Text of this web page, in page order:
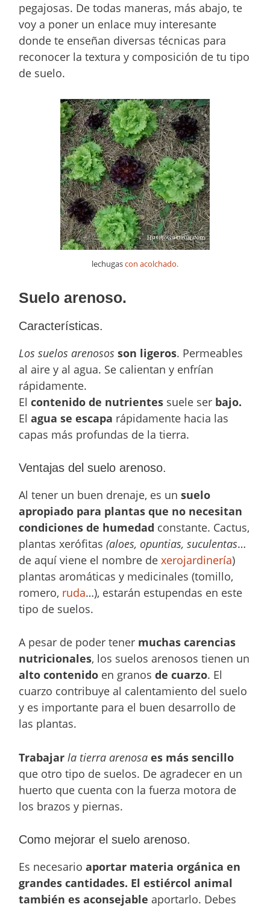
pegajosas. De todas maneras, más abajo, te
voy a poner un enlace muy interesante
donde te enseñan diversas técnicas para
reconocer la textura y composición de tu tipo
de suelo.
lechugascon acolchado.
Suelo arenoso.
Características.
Los suelos arenosos son ligeros. Permeables
al aire y al agua. Se calientan y enfrían
rápidamente.
El contenido de nutrientes suele ser bajo.
Elagua se escapa rápidamente hacia las
capas más profundas de la tierra.
Ventajas del suelo arenoso.
Al tener un buen drenaje, es unsuelo
apropiado para plantas que no necesitan
condiciones de humedad constante. Cactus,
plantas xerófitas(aloes, opuntias, suculentas…
de aquí viene el nombre de xerojardinería)
plantas aromáticas y medicinales (tomillo,
romero, ruda…), estarán estupendas en este
tipo de suelos.
A pesar de poder tener muchas carencias
nutricionales, los suelos arenosos tienen un
alto contenido en granosde cuarzo. El
cuarzo contribuye al calentamiento del suelo
y es importante para el buen desarrollo de
las plantas.
Trabajar la tierra arenosa es más sencillo
que otro tipo de suelos. De agradecer en un
huerto que cuenta con la fuerza motora de
los brazos y piernas.
Como mejorar el suelo arenoso.
Es necesario aportar materia orgánica en
grandes cantidades. El estiércol animal
también es aconsejable aportarlo. Debes